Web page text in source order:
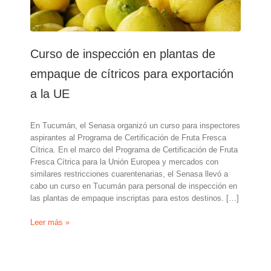
Curso de inspección en plantas de
empaque de cítricos para exportación
a la UE
En Tucumán, el Senasa organizó un curso para inspectores
aspirantes al Programa de Certificación de Fruta Fresca
Cítrica. En el marco del Programa de Certificación de Fruta
Fresca Cítrica para la Unión Europea y mercados con
similares restricciones cuarentenarias, el Senasa llevó a
cabo un curso en Tucumán para personal de inspección en
las plantas de empaque inscriptas para estos destinos. […]
Curso
Leer más »